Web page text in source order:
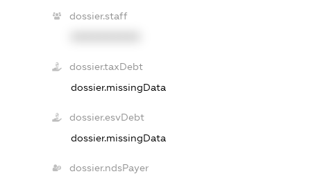
dossier.staff
dossier.taxDebt
dossier.missingData
dossier.esvDebt
dossier.missingData
dossier.ndsPayer